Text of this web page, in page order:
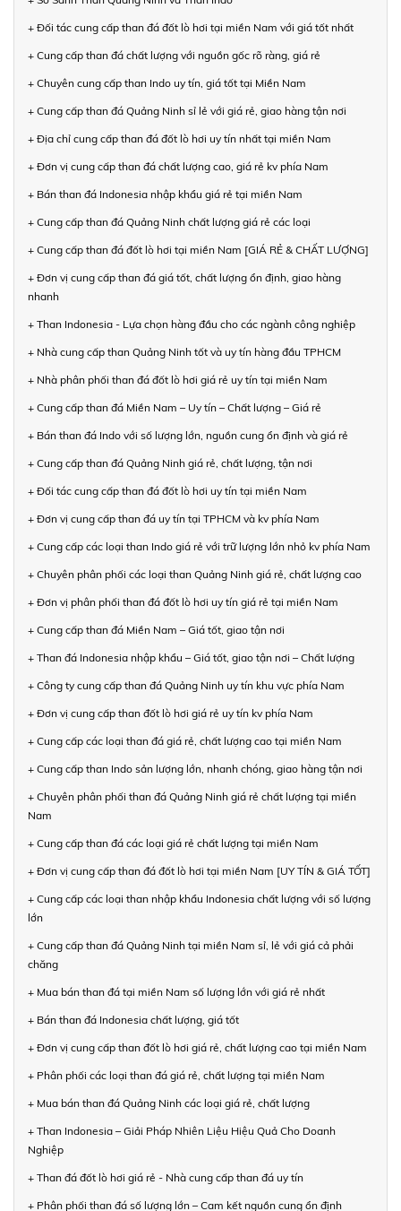
+ Đối tác cung cấp than đá đốt lò hơi tại miền Nam với giá tốt nhất
+ Cung cấp than đá chất lượng với nguồn gốc rõ ràng, giá rẻ
+ Chuyên cung cấp than Indo uy tín, giá tốt tại Miền Nam
+ Cung cấp than đá Quảng Ninh sỉ lẻ với giá rẻ, giao hàng tận nơi
+ Địa chỉ cung cấp than đá đốt lò hơi uy tín nhất tại miền Nam
+ Đơn vị cung cấp than đá chất lượng cao, giá rẻ kv phía Nam
+ Bán than đá Indonesia nhập khẩu giá rẻ tại miền Nam
+ Cung cấp than đá Quảng Ninh chất lượng giá rẻ các loại
+ Cung cấp than đá đốt lò hơi tại miền Nam [GIÁ RẺ & CHẤT LƯỢNG]
+ Đơn vị cung cấp than đá giá tốt, chất lượng ổn định, giao hàng
nhanh
+ Than Indonesia - Lựa chọn hàng đầu cho các ngành công nghiệp
+ Nhà cung cấp than Quảng Ninh tốt và uy tín hàng đầu TPHCM
+ Nhà phân phối than đá đốt lò hơi giá rẻ uy tín tại miền Nam
+ Cung cấp than đá Miền Nam – Uy tín – Chất lượng – Giá rẻ
+ Bán than đá Indo với số lượng lớn, nguồn cung ổn định và giá rẻ
+ Cung cấp than đá Quảng Ninh giá rẻ, chất lượng, tận nơi
+ Đối tác cung cấp than đá đốt lò hơi uy tín tại miền Nam
+ Đơn vị cung cấp than đá uy tín tại TPHCM và kv phía Nam
+ Cung cấp các loại than Indo giá rẻ với trữ lượng lớn nhỏ kv phía Nam
+ Chuyên phân phối các loại than Quảng Ninh giá rẻ, chất lượng cao
+ Đơn vị phân phối than đá đốt lò hơi uy tín giá rẻ tại miền Nam
+ Cung cấp than đá Miền Nam – Giá tốt, giao tận nơi
+ Than đá Indonesia nhập khẩu – Giá tốt, giao tận nơi – Chất lượng
+ Công ty cung cấp than đá Quảng Ninh uy tín khu vực phía Nam
+ Đơn vị cung cấp than đốt lò hơi giá rẻ uy tín kv phía Nam
+ Cung cấp các loại than đá giá rẻ, chất lượng cao tại miền Nam
+ Cung cấp than Indo sản lượng lớn, nhanh chóng, giao hàng tận nơi
+ Chuyên phân phối than đá Quảng Ninh giá rẻ chất lượng tại miền
Nam
+ Cung cấp than đá các loại giá rẻ chất lượng tại miền Nam
+ Đơn vị cung cấp than đá đốt lò hơi tại miền Nam [UY TÍN & GIÁ TỐT]
+ Cung cấp các loại than nhập khẩu Indonesia chất lượng với số lượng
lớn
+ Cung cấp than đá Quảng Ninh tại miền Nam sỉ, lẻ với giá cả phải
chăng
+ Mua bán than đá tại miền Nam số lượng lớn với giá rẻ nhất
+ Bán than đá Indonesia chất lượng, giá tốt
+ Đơn vị cung cấp than đốt lò hơi giá rẻ, chất lượng cao tại miền Nam
+ Phân phối các loại than đá giá rẻ, chất lượng tại miền Nam
+ Mua bán than đá Quảng Ninh các loại giá rẻ, chất lượng
+ Than Indonesia – Giải Pháp Nhiên Liệu Hiệu Quả Cho Doanh
Nghiệp
+ Than đá đốt lò hơi giá rẻ - Nhà cung cấp than đá uy tín
+ Phân phối than đá số lượng lớn – Cam kết nguồn cung ổn định